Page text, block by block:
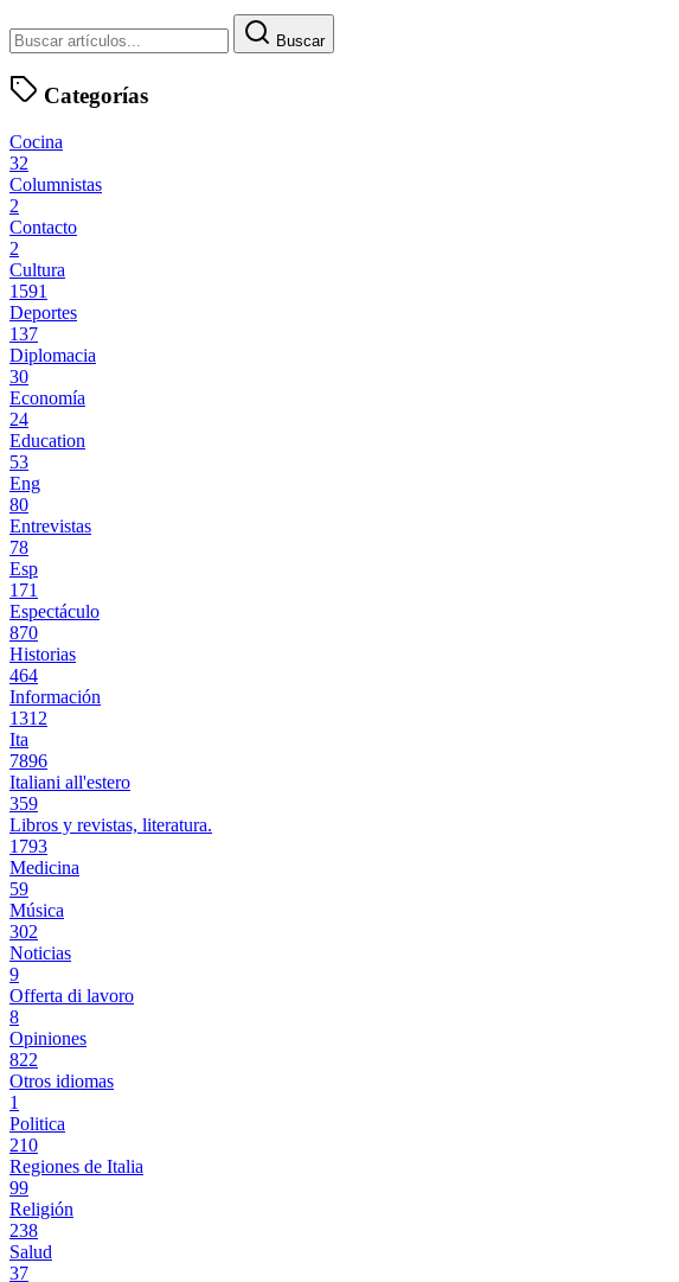
Buscar
Categorías
Cocina
32
Columnistas
2
Contacto
2
Cultura
1591
Deportes
137
Diplomacia
30
Economía
24
Education
53
Eng
80
Entrevistas
78
Esp
171
Espectáculo
870
Historias
464
Información
1312
Ita
7896
Italiani all'estero
359
Libros y revistas, literatura.
1793
Medicina
59
Música
302
Noticias
9
Offerta di lavoro
8
Opiniones
822
Otros idiomas
1
Politica
210
Regiones de Italia
99
Religión
238
Salud
37